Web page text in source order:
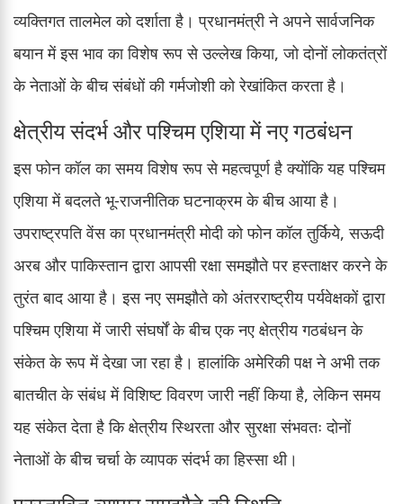
व्यक्तिगत तालमेल को दर्शाता है। प्रधानमंत्री ने अपने सार्वजनिक
बयान में इस भाव का विशेष रूप से उल्लेख किया, जो दोनों लोकतंत्रों
के नेताओं के बीच संबंधों की गर्मजोशी को रेखांकित करता है।
क्षेत्रीय संदर्भ और पश्चिम एशिया में नए गठबंधन
इस फोन कॉल का समय विशेष रूप से महत्वपूर्ण है क्योंकि यह पश्चिम
एशिया में बदलते भू-राजनीतिक घटनाक्रम के बीच आया है।
उपराष्ट्रपति वेंस का प्रधानमंत्री मोदी को फोन कॉल तुर्किये, सऊदी
अरब और पाकिस्तान द्वारा आपसी रक्षा समझौते पर हस्ताक्षर करने के
तुरंत बाद आया है। इस नए समझौते को अंतरराष्ट्रीय पर्यवेक्षकों द्वारा
पश्चिम एशिया में जारी संघर्षों के बीच एक नए क्षेत्रीय गठबंधन के
संकेत के रूप में देखा जा रहा है। हालांकि अमेरिकी पक्ष ने अभी तक
बातचीत के संबंध में विशिष्ट विवरण जारी नहीं किया है, लेकिन समय
यह संकेत देता है कि क्षेत्रीय स्थिरता और सुरक्षा संभवतः दोनों
नेताओं के बीच चर्चा के व्यापक संदर्भ का हिस्सा थी।